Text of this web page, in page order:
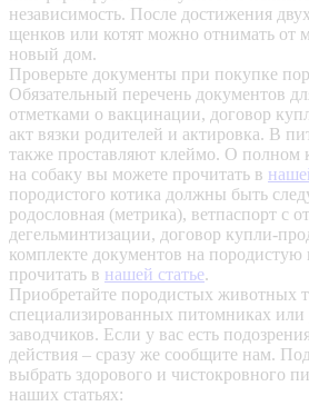
независимость. После достижения
щенков или котят можно отнимать от
новый дом.
Проверьте документы при покупке
Обязательный перечень документов
отметками о вакцинации, договор
акт вязки родителей и актировка. В
также проставляют клеймо. О полном
на собаку вы можете прочитать в
породистого котика должны быть
родословная (метрика), ветпаспорт с
дегельминтизации, договор купли-
комплекте документов на
прочитать в нашей статье.
Приобретайте породистых животных
специализированных питомниках
заводчиков. Если у вас есть
действия – сразу же сообщите нам.
выбрать здорового и чистокровного
наших статьях: